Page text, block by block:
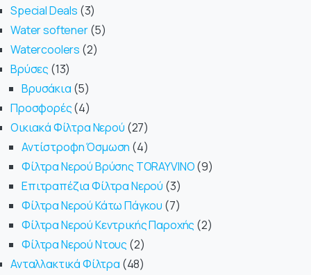
Special Deals 3
Water softener 5
Watercoolers 2
Βρύσες 13
Βρυσάκια 5
Προσφορές 4
Οικιακά Φίλτρα Νερού 27
Αντίστροφη Όσμωση 4
Φίλτρα Νερού Βρύσης TORAYVINO 9
Επιτραπέζια Φίλτρα Νερού 3
Φίλτρα Νερού Κάτω Πάγκου 7
Φίλτρα Νερού Κεντρικής Παροχής 2
Φίλτρα Νερού Ντους 2
Ανταλλακτικά Φίλτρα 48